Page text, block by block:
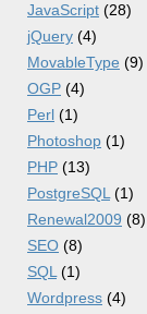
JavaScript (28)
jQuery (4)
MovableType (9)
OGP (4)
Perl (1)
Photoshop (1)
PHP (13)
PostgreSQL (1)
Renewal2009 (8)
SEO (8)
SQL (1)
Wordpress (4)